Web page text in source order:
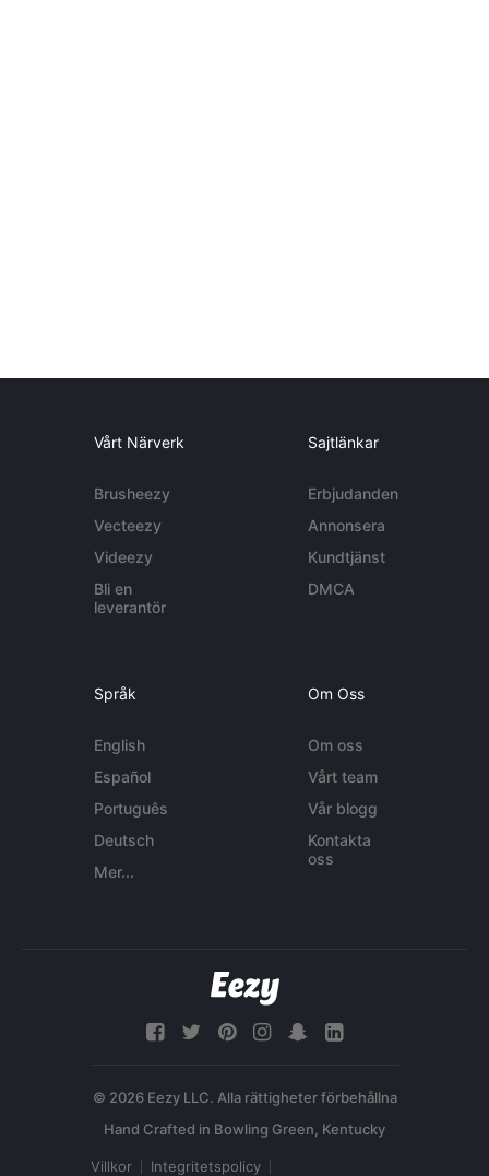
Vårt Närverk
Brusheezy
Vecteezy
Videezy
Bli en
leverantör
Sajtlänkar
Erbjudanden
Annonsera
Kundtjänst
DMCA
Språk
English
Español
Português
Deutsch
Mer...
Om Oss
Om oss
Vårt team
Vår blogg
Kontakta
oss
© 2026 Eezy LLC. Alla rättigheter förbehållna
Villkor Integritetspolicy